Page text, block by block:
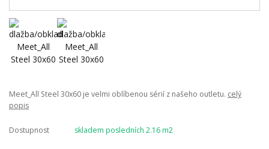
Meet_All Steel 30x60 je velmi oblíbenou sérií z našeho outletu. celý
popis
Dostupnost skladem posledních 2.16 m2